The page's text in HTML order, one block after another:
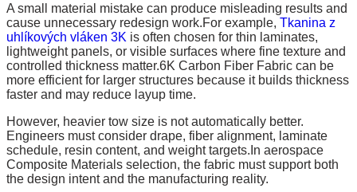
A small material mistake can produce misleading results and
cause unnecessary redesign work.For example, Tkanina z
uhlíkových vláken 3K is often chosen for thin laminates,
lightweight panels, or visible surfaces where fine texture and
controlled thickness matter.6K Carbon Fiber Fabric can be
more efficient for larger structures because it builds thickness
faster and may reduce layup time.
However, heavier tow size is not automatically better.
Engineers must consider drape, fiber alignment, laminate
schedule, resin content, and weight targets.In aerospace
Composite Materials selection, the fabric must support both
the design intent and the manufacturing reality.